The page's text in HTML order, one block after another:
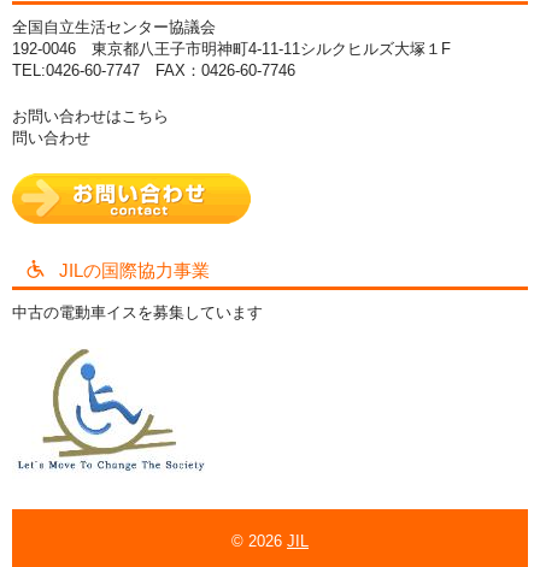
全国自立生活センター協議会
192-0046 東京都八王子市明神町4-11-11シルクヒルズ大塚１F
TEL:0426-60-7747 FAX：0426-60-7746
お問い合わせはこちら
問い合わせ
JILの国際協力事業
中古の電動車イスを募集しています
© 2026 JIL